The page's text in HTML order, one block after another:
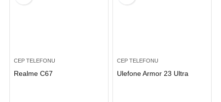
CEP TELEFONU
Realme C67
CEP TELEFONU
Ulefone Armor 23 Ultra